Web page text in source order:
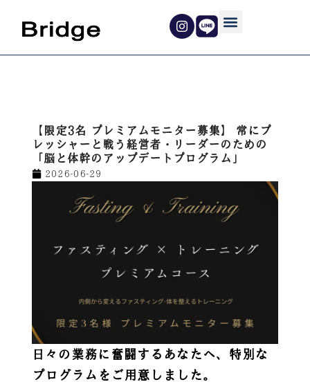
【限定3名 プレミアムモニター募集】 常にプ
レッシャーと戦う経営者・リーダーのための
「脳と体幹のアップデートプログラム」
2026-06-29
日々の業務に奮闘するあなたへ、特別な
プログラムをご用意しました。